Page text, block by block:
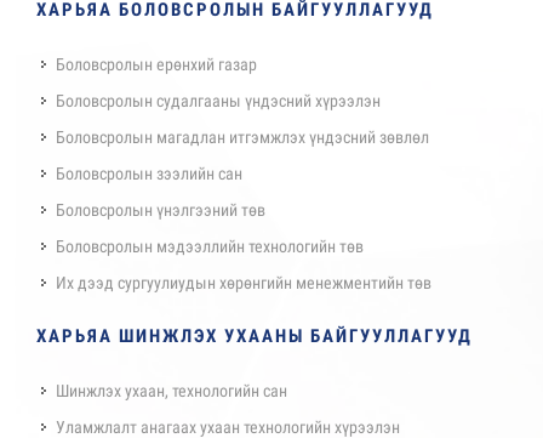
ХАРЬЯА БОЛОВСРОЛЫН БАЙГУУЛЛАГУУД
Боловсролын ерөнхий газар
Боловсролын судалгааны үндэсний хүрээлэн
Боловсролын магадлан итгэмжлэх үндэсний зөвлөл
Боловсролын зээлийн сан
Боловсролын үнэлгээний төв
Боловсролын мэдээллийн технологийн төв
Их дээд сургуулиудын хөрөнгийн менежментийн төв
ХАРЬЯА ШИНЖЛЭХ УХААНЫ БАЙГУУЛЛАГУУД
Шинжлэх ухаан, технологийн сан
Уламжлалт анагаах ухаан технологийн хүрээлэн